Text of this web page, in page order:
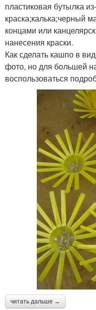
пластиковая бутылка
краска;калька;черный
концами или
нанесения краски.
Как сделать кашпо в
фото, но для большей
воспользоваться
читать дальше →